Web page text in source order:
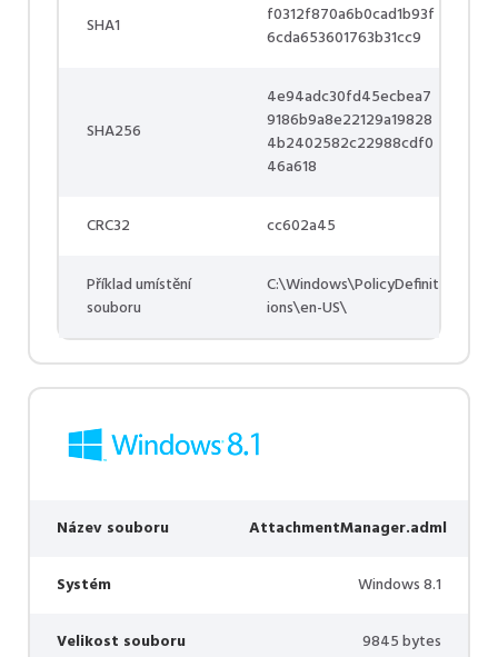
SHA1
f0312f870a6b0cad1b93f
6cda653601763b31cc9
SHA256
4e94adc30fd45ecbea7
9186b9a8e22129a19828
4b2402582c22988cdf0
46a618
CRC32 cc602a45
Příklad umístění
souboru
C:\Windows\PolicyDefinit
ions\en-US\
Název souboru AttachmentManager.adml
Systém Windows 8.1
Velikost souboru 9845 bytes